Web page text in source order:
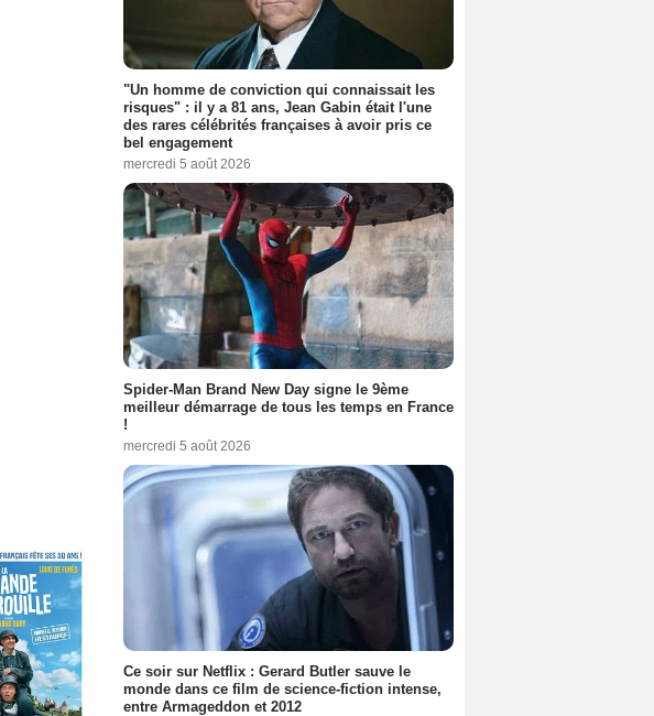
"Un homme de conviction qui connaissait les
risques" : il y a 81 ans, Jean Gabin était l'une
des rares célébrités françaises à avoir pris ce
bel engagement
mercredi 5 août 2026
Spider-Man Brand New Day signe le 9ème
meilleur démarrage de tous les temps en France
!
mercredi 5 août 2026
Ce soir sur Netflix : Gerard Butler sauve le
monde dans ce film de science-fiction intense,
entre Armageddon et 2012